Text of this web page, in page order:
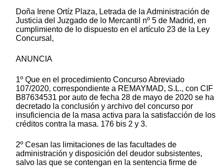
Doña Irene Ortíz Plaza, Letrada de la Administración de
Justicia del Juzgado de lo Mercantil nº 5 de Madrid, en
cumplimiento de lo dispuesto en el artículo 23 de la Ley
Concursal,
ANUNCIA
1º Que en el procedimiento Concurso Abreviado
107/2020, correspondiente a REMAYMAD, S.L., con CIF
B87634531 por auto de fecha 28 de mayo de 2020 se ha
decretado la conclusión y archivo del concurso por
insuficiencia de la masa activa para la satisfacción de los
créditos contra la masa. 176 bis 2 y 3.
2º Cesan las limitaciones de las facultades de
administración y disposición del deudor subsistentes,
salvo las que se contengan en la sentencia firme de